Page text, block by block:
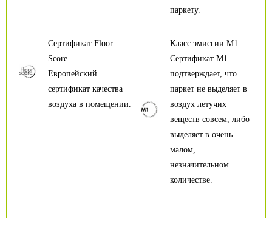
паркету.
Класс эмиссии М1
Сертификат М1
подтверждает, что
паркет не выделяет в
воздух летучих
веществ совсем, либо
выделяет в очень
малом,
незначительном
количестве.
Сертификат Floor
Score
Европейский
сертификат качества
воздуха в помещении.